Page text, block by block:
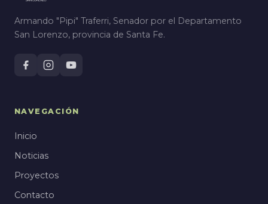
Armando "Pipi" Traferri, Senador por el Departamento
San Lorenzo, provincia de Santa Fe.
NAVEGACIÓN
Inicio
Noticias
Proyectos
Contacto